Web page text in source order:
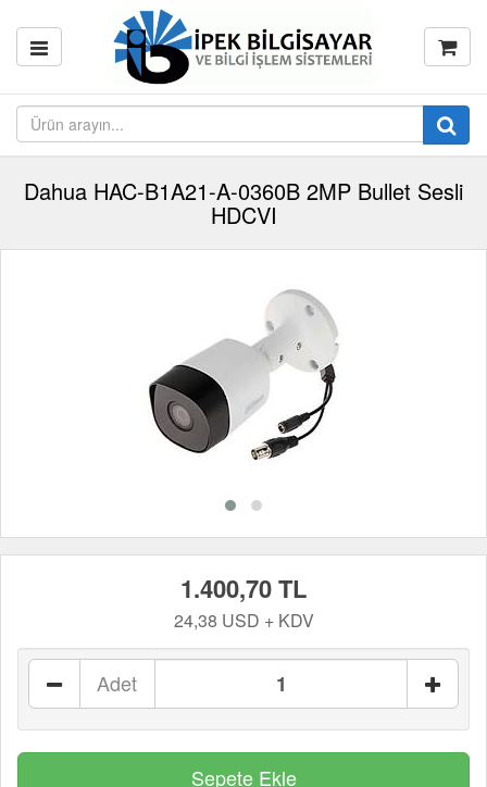
Dahua HAC-B1A21-A-0360B 2MP Bullet Sesli
HDCVI
1.400,70 TL
24,38 USD + KDV
Adet